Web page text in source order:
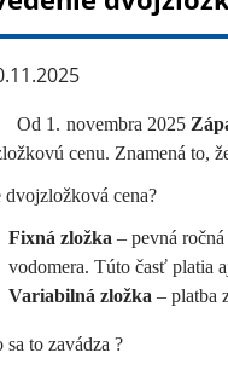
Od 1. novembra 2025
cenu. Znamená to,
dvojzložková cena?
Fixná zložka – pevná
vodomera. Túto časť platia
Variabilná zložka – platba
sa to zavádza ?